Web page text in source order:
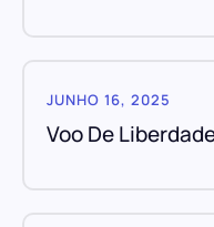
JUNHO 16, 2025
Voo De